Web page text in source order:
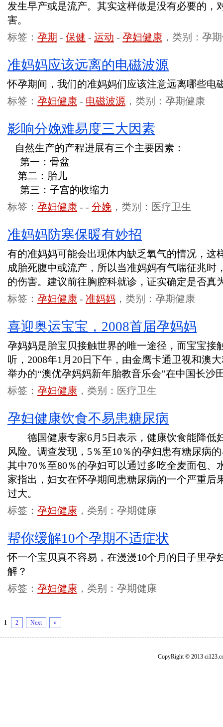
发生早产或是流产。其实这样做是没有必要的，
害。
标签： 孕期 - 保健 - 运动 - 孕妇健康 ，类别：孕
准妈妈应该远离的电磁波源
怀孕期间，我们的准妈妈们应该注意远离哪些电
标签： 孕妇健康 - 电磁波源 ，类别：孕期健康
影响分娩难易度三大因素
自然生产的产程进展有三个主要因素：
第一：骨盆
第二：胎儿
第三：子宫的收缩力
标签： 孕妇健康 - - 分娩 ，类别：医疗卫生
准妈妈防寒保暖有妙招
有的准妈妈可能会出现体内缺乏氧气的情况，这
成胎死腹中或流产，所以当准妈妈有气喘征兆时
的伤害。建议前往胸腔科就诊，证实确定是否真
标签： 孕妇健康 - 准妈妈 ，类别：孕期健康
喜迎奥运宝宝，2008首届孕妈妈
孕妈妈是胎宝贝接触世界的唯一途径，而宝宝接
听，2008年1月20日下午，由金鹰卡通卫视和澳
举办的“澳优孕妈妈新年胎教音乐会”在中国长沙
标签： 孕妇健康 ，类别：医疗卫生
孕妇健康饮食不易患糖尿病
德国健康专家6月5日表示，健康饮食能降低
风险。调查发现，5％至10％的孕妇患有糖尿病
其中70％至80％的孕妇可以通过多吃全麦面包、
家指出，妇女在怀孕期间患糖尿病的一个严重后
过大。
标签： 孕妇健康 ，类别：孕期健康
帮你缓解10个孕期不适症状
怀一个宝贝真不容易，在漫漫10个月的日子里孕
解？
标签： 孕妇健康 ，类别：孕期健康
1 2 Next »
CopyRight © 2013